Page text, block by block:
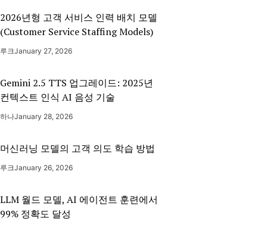
2026년형 고객 서비스 인력 배치 모델
(Customer Service Staffing Models)
루크January 27, 2026
Gemini 2.5 TTS 업그레이드: 2025년
컨텍스트 인식 AI 음성 기술
하나January 28, 2026
머신러닝 모델의 고객 의도 학습 방법
루크January 26, 2026
LLM 월드 모델, AI 에이전트 훈련에서
99% 정확도 달성